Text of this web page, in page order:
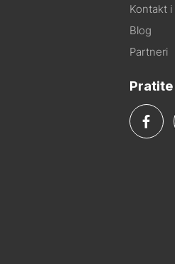
Kontakt i
Blog
Partneri
Pratite